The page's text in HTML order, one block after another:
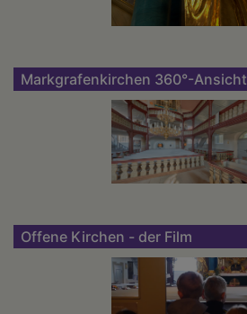
Markgrafenkirchen 360°-Ansicht
Offene Kirchen - der Film